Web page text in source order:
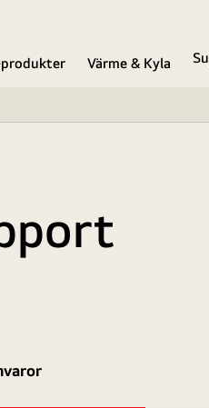
produkter Värme & Kyla